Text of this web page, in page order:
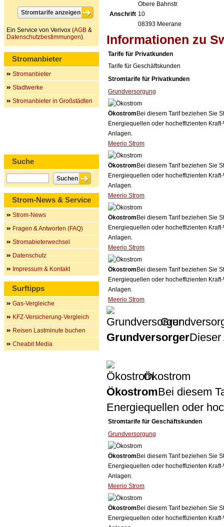
Anschrift
Obere Bahnstr.
10
08393 Meerane
Informationen zu
Tarife für Privatkunden
Tarife für Geschäftskunden
Stromtarife für Privatkunden
Grundversorgung
Ökostrom Bei diesem Tarif beziehen Sie
Energiequellen oder hocheffizienten
Anlagen.
Meerio Strom
Ökostrom Bei diesem Tarif beziehen Sie
Energiequellen oder hocheffizienten
Anlagen.
Meerio Strom
Ökostrom Bei diesem Tarif beziehen Sie
Energiequellen oder hocheffizienten
Anlagen.
Meerio Strom
Ökostrom Bei diesem Tarif beziehen Sie
Energiequellen oder hocheffizienten
Anlagen.
Meerio Strom
GrundversorgerDieser
Ökostrom
ÖkostromBei diesem
Energiequellen oder
Stromtarife für Geschäftskunden
Grundversorgung
Ökostrom Bei diesem Tarif beziehen Sie
Energiequellen oder hocheffizienten
Anlagen.
Meerio Strom
Ökostrom Bei diesem Tarif beziehen Sie
Energiequellen oder hocheffizienten
Ein Service von Verivox (AGB &
Datenschutzbestimmungen).
Stromanbieter
Stromanbieter
Stadtwerke
Stromanbieter in Großstädten
Suche
Strom-News & Service
Strom-News
Fragen & Antworten (FAQ)
Stromabieterwechsel
Datenschutz
Impressum & Kontakt
Surftipps
Gas-Vergleiche
KFZ-Versicherung-Vergleich
Reisen Lastminute buchen
Cheabit Media